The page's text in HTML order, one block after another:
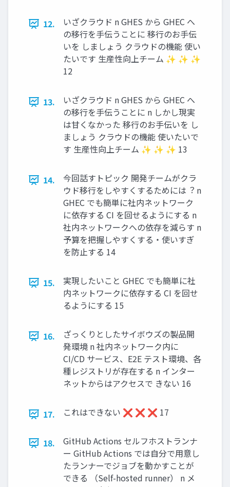
12.
いざクラウド n GHES から GHEC へ
の移⾏を⼿伝うことに 移⾏のお⼿伝
いを しましょう クラウドの機能 使い
たいです ⽣産性向上チーム ✨ ✨ ✨
12
13.
いざクラウド n GHES から GHEC へ
の移⾏を⼿伝うことに n しかし現実
は⽢くなかった 移⾏のお⼿伝いを し
ましょう クラウドの機能 使いたいで
す ⽣産性向上チーム ✨ ✨ ✨ 13
14.
今回話すトピック 開発チームがクラ
ウド移⾏をしやすくするためには︖ n
GHEC でも簡単に社内ネットワーク
に依存する CI を回せるようにする n
社内ネットワークへの依存を減らす n
予算を把握しやすくする・使いすぎ
を防⽌する 14
15.
実現したいこと GHEC でも簡単に社
内ネットワークに依存する CI を回せ
るようにする 15
16.
ざっくりとしたサイボウズの製品開
発環境 n 社内ネットワーク内に
CI/CD サービス、E2E テスト環境、各
種レジストリが存在する n インター
ネットからはアクセスで きない 16
17. これはできない ❌ ❌ ❌ 17
18.
GitHub Actions セルフホストランナ
ー GitHub Actions では⾃分で⽤意し
たランナーでジョブを動かすことが
できる （Self-hosted runner） n メ